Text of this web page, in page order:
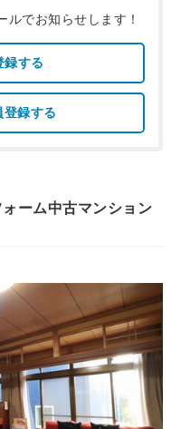
ルでお知らせします！
録する
録する
ーム中古マンション